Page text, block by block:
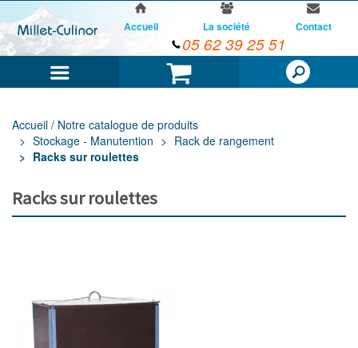
Panier
Accueil La société Contact
05 62 39 25 51
Accueil / Notre catalogue de produits
Stockage - Manutention
Rack de rangement
Racks sur roulettes
Racks sur roulettes